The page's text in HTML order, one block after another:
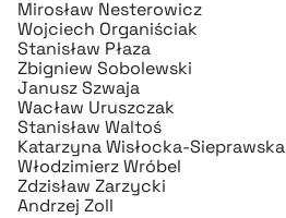
Mirosław Nesterowicz
Wojciech Organiściak
Stanisław Płaza
Zbigniew Sobolewski
Janusz Szwaja
Wacław Uruszczak
Stanisław Waltoś
Katarzyna Wisłocka-Sieprawska
Włodzimierz Wróbel
Zdzisław Zarzycki
Andrzej Zoll